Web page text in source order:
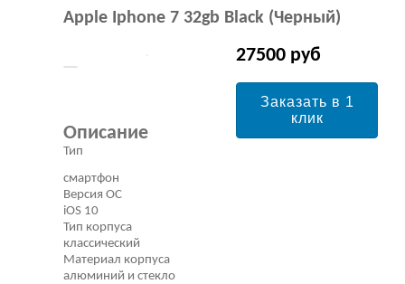
Apple Iphone 7 32gb Black (Черный)
27500 руб
Заказать в 1
клик
Описание
Тип
смартфон
Версия ОС
iOS 10
Тип корпуса
классический
Материал корпуса
алюминий и стекло